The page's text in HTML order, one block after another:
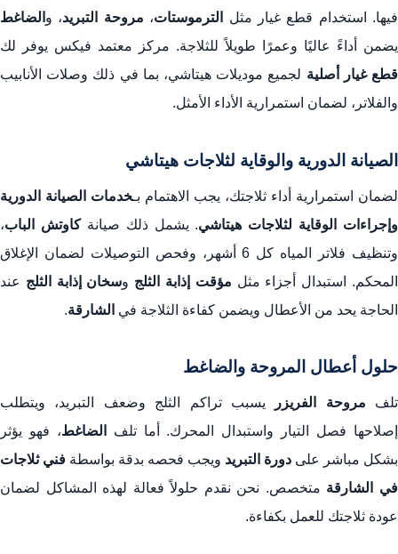
فيها. استخدام قطع غيار مثل
الترموستات، مروحة التبريد، و الضاغط
يضمن أداءً عاليًا وعمرًا طويلاً للثلاجة. مركز معتمد فيكس يوفر لك
قطع غيار أصلية لجميع موديلات هيتاشي، بما في ذلك وصلات الأنابيب
والفلاتر، لضمان استمرارية الأداء الأمثل.
الصيانة الدورية والوقاية لثلاجات هيتاشي
لضمان استمرارية أداء ثلاجتك، يجب الاهتمام بـخدمات الصيانة الدورية
وإجراءات الوقاية لثلاجات هيتاشي. يشمل ذلك صيانةكاوتش الباب،
وتنظيف فلاتر المياه كل 6 أشهر، وفحص التوصيلات لضمان الإغلاق
المحكم. استبدال أجزاء مثل مؤقت إذابة الثلج وسخان إذابة الثلج عند
الحاجة يحد من الأعطال ويضمن كفاءة الثلاجة في الشارقة.
حلول أعطال المروحة والضاغط
تلف مروحة الفريزر
يسبب تراكم الثلج وضعف التبريد، ويتطلب
إصلاحها فصل التيار واستبدال المحرك. أما تلف
الضاغط، فهو يؤثر
بشكل مباشر على دورة التبريد ويجب فحصه بدقة بواسطة فني ثلاجات
في الشارقة متخصص. نحن نقدم حلولاً فعالة لهذه المشاكل لضمان
عودة ثلاجتك للعمل بكفاءة.